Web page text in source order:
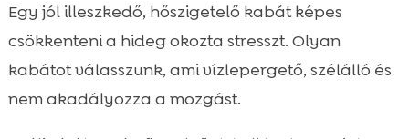
Egy jól illeszkedő, hőszigetelő kabát képes
csökkenteni a hideg okozta stresszt. Olyan
kabátot válasszunk, ami vízlepergető, szélálló és
nem akadályozza a mozgást.